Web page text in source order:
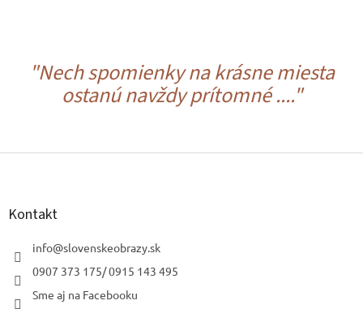
"Nech spomienky na krásne miesta
ostanú navždy prítomné ...."
Z
Kontakt
info@slovenskeobrazy.sk
0907 373 175/ 0915 143 495
Sme aj na Facebooku